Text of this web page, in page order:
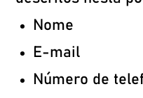
Nome
E-mail
Número de